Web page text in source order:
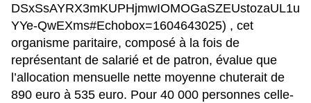
DSxSsAYRX3mKUPHjmwIOMOGaSZEUstozaUL1u
YYe-QwEXms#Echobox=1604643025) , cet
organisme paritaire, composé à la fois de
représentant de salarié et de patron, évalue que
l’allocation mensuelle nette moyenne chuterait de
890 euro à 535 euro. Pour 40 000 personnes celle-